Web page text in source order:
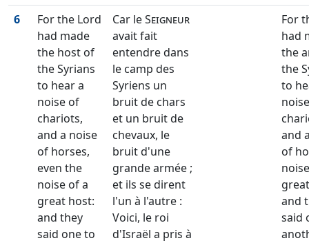
6
For the Lord
had made
the host of
the Syrians
to hear a
noise of
chariots,
and a noise
of horses,
even the
noise of a
great host:
and they
said one to
Car leSeigneur
avait fait
entendre dans
le camp des
Syriens un
bruit de chars
et un bruit de
chevaux, le
bruit d'une
grande armée ;
et ils se dirent
l'un à l'autre :
Voici, le roi
d'Israël a pris à
For
had
the
the
to
and
of
and
said